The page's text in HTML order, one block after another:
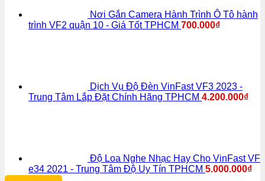
Nơi Gắn Camera Hành Trình Ô Tô hành
trình VF2 quận 10 - Giá Tốt TPHCM 700.000₫
Dịch Vụ Độ Đèn VinFast VF3 2023 -
Trung Tâm Lắp Đặt Chính Hãng TPHCM 4.200.000₫
Độ Loa Nghe Nhạc Hay Cho VinFast VF
e34 2021 - Trung Tâm Độ Uy Tín TPHCM 5.000.000₫